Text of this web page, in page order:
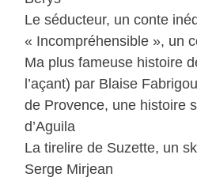
Le séducteur, un conte
« Incompréhensible », un
Ma plus fameuse histoire
l’açant) par Blaise
de Provence, une histoire
d’Aguila
La tirelire de Suzette, un
Serge Mirjean